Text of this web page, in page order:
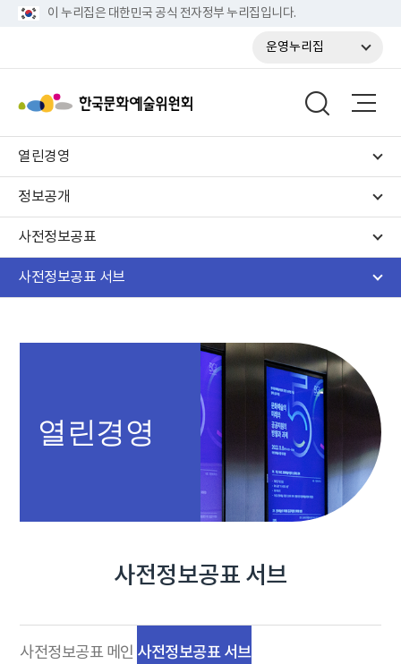
이 누리집은 대한민국 공식 전자정부 누리집입니다.
운영누리집
열린경영
정보공개
사전정보공표
사전정보공표 서브
열린경영
사전정보공표 서브
사전정보공표 메인 사전정보공표 서브